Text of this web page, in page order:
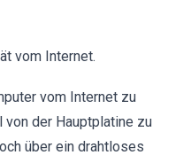
vom Internet.
vom Internet zu
von der Hauptplatine zu
über ein drahtloses